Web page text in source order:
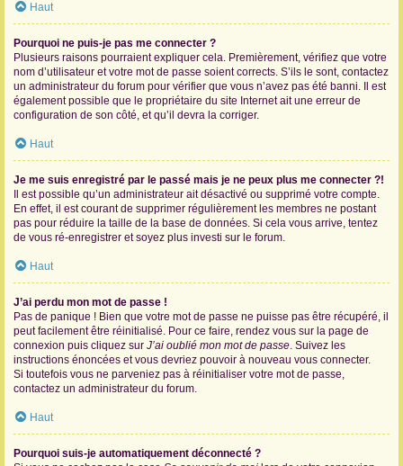
Haut
Pourquoi ne puis-je pas me connecter ?
Plusieurs raisons pourraient expliquer cela. Premièrement, vérifiez que votre
nom d’utilisateur et votre mot de passe soient corrects. S’ils le sont, contactez
un administrateur du forum pour vérifier que vous n’avez pas été banni. Il est
également possible que le propriétaire du site Internet ait une erreur de
configuration de son côté, et qu’il devra la corriger.
Haut
Je me suis enregistré par le passé mais je ne peux plus me connecter ?!
Il est possible qu’un administrateur ait désactivé ou supprimé votre compte.
En effet, il est courant de supprimer régulièrement les membres ne postant
pas pour réduire la taille de la base de données. Si cela vous arrive, tentez
de vous ré-enregistrer et soyez plus investi sur le forum.
Haut
J’ai perdu mon mot de passe !
Pas de panique ! Bien que votre mot de passe ne puisse pas être récupéré, il
peut facilement être réinitialisé. Pour ce faire, rendez vous sur la page de
connexion puis cliquez sur J’ai oublié mon mot de passe. Suivez les
instructions énoncées et vous devriez pouvoir à nouveau vous connecter.
Si toutefois vous ne parveniez pas à réinitialiser votre mot de passe,
contactez un administrateur du forum.
Haut
Pourquoi suis-je automatiquement déconnecté ?